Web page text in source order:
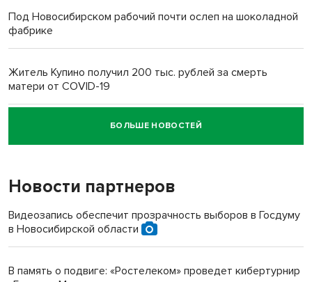
Под Новосибирском рабочий почти ослеп на шоколадной
фабрике
Житель Купино получил 200 тыс. рублей за смерть
матери от COVID-19
Новосибирский суд наказал водителя за смерть
пенсионерки на вокзале
БОЛЬШЕ НОВОСТЕЙ
Новости партнеров
Видеозапись обеспечит прозрачность выборов в Госдуму
в Новосибирской области
В память о подвиге: «Ростелеком» проведет кибертурнир